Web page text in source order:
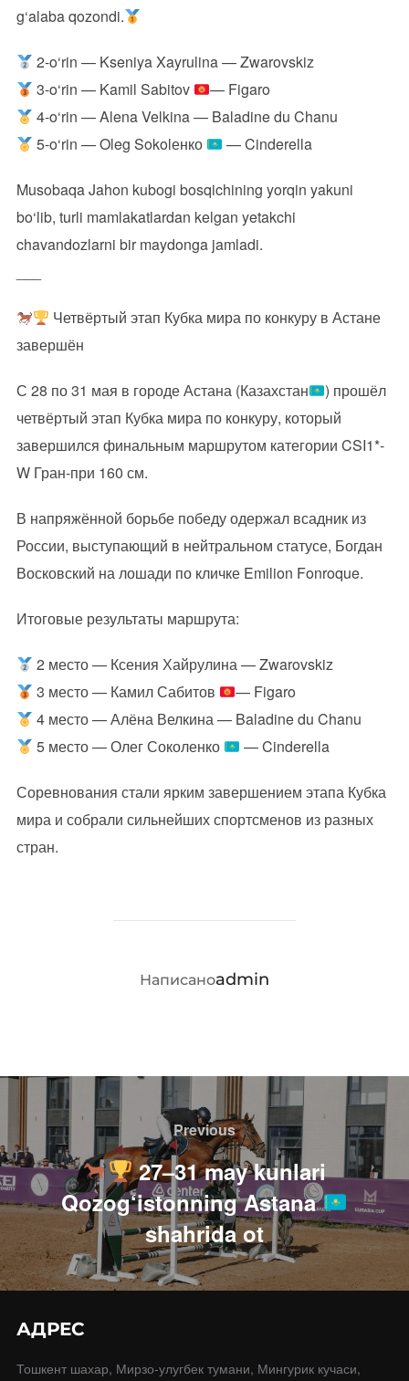
g‘alaba qozondi.
2-o‘rin — Kseniya Xayrulina — Zwarovskiz
3-o‘rin — Kamil Sabitov
— Figaro
4-o‘rin — Alena Velkina — Baladine du Chanu
5-o‘rin — Oleg Sokolенко
— Cinderella
Musobaqa Jahon kubogi bosqichining yorqin yakuni
bo‘lib, turli mamlakatlardan kelgan yetakchi
chavandozlarni bir maydonga jamladi.
Четвёртый этап Кубка мира по конкуру в Астане
завершён
С 28 по 31 мая в городе Астана (Казахстан
) прошёл
четвёртый этап Кубка мира по конкуру, который
завершился финальным маршрутом категории CSI1*-
W Гран-при 160 см.
В напряжённой борьбе победу одержал всадник из
России, выступающий в нейтральном статусе, Богдан
Восковский на лошади по кличке Emilion Fonroque.
Итоговые результаты маршрута:
2 место — Ксения Хайрулина — Zwarovskiz
3 место — Камил Сабитов
— Figaro
4 место — Алёна Велкина — Baladine du Chanu
5 место — Олег Соколенко
— Cinderella
Соревнования стали ярким завершением этапа Кубка
мира и собрали сильнейших спортсменов из разных
стран.
АВТОР ЗАПИСИ
Написаноadmin
Навигация
по
записям
Previous
Previous
27–31 may kunlari
Qozog‘istonning Astana
shahrida ot
АДРЕС
Тошкент шахар, Мирзо-улугбек тумани, Мингурик кучаси,